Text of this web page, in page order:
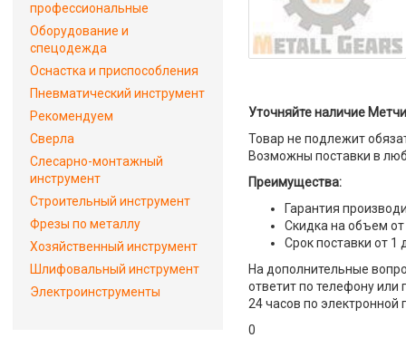
Уточняйте наличие
Товар не подлежит
Возможны поставки в
Преимущества:
Гарантия
Скидка на объем от
Срок поставки от 1
На дополнительные
ответит по телефону или
24 часов по электронной
0
профессиональные
Оборудование и
спецодежда
Оснастка и приспособления
Пневматический инструмент
Рекомендуем
Сверла
Слесарно-монтажный
инструмент
Строительный инструмент
Фрезы по металлу
Хозяйственный инструмент
Шлифовальный инструмент
Электроинструменты